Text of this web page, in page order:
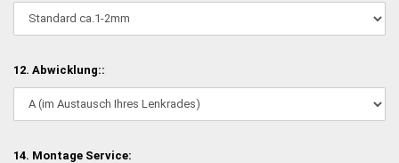
12. Abwicklung::
14. Montage Service: